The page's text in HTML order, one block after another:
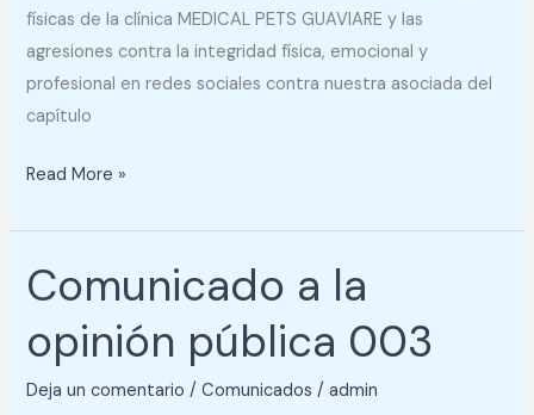
físicas de la clínica MEDICAL PETS GUAVIARE y las
agresiones contra la integridad física, emocional y
profesional en redes sociales contra nuestra asociada del
capítulo
Read More »
Comunicado a la
opinión pública 003
Deja un comentario /Comunicados /admin
Comunicado
a
la
opinión
pública